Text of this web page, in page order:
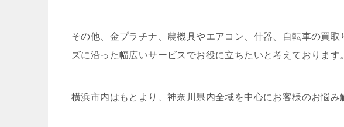
その他、金プラチナ、農機具やエアコン、什器、自転車の買
ズに沿った幅広いサービスでお役に立ちたいと考えております
横浜市内はもとより、神奈川県内全域を中心にお客様のお悩み